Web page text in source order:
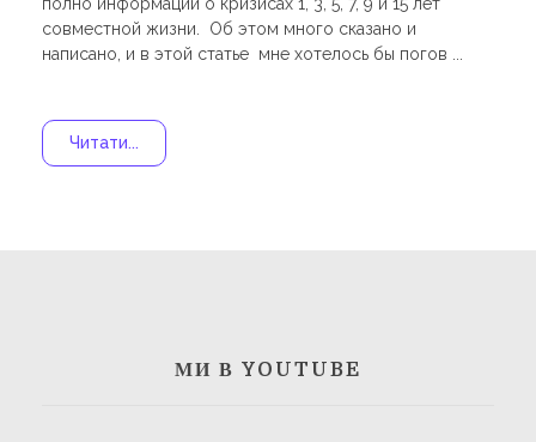
совместной жизни. Об этом много сказано и
написано, и в этой статье мне хотелось бы погов ...
Читати...
МИ В YOUTUBE